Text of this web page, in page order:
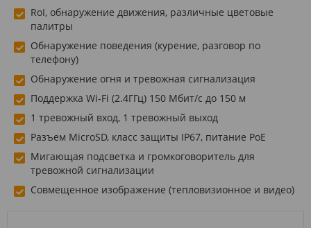
RoI, обнаружение движения, различные цветовые
палитры
Обнаружение поведения (курение, разговор по
телефону)
Обнаружение огня и тревожная сигнализация
Поддержка Wi-Fi (2.4ГГц) 150 Мбит/с до 150 м
1 тревожный вход, 1 тревожный выход
Разъем MicroSD, класс защиты IP67, питание PoE
Мигающая подсветка и громкоговоритель для
тревожной сигнализации
Совмещенное изображение (тепловизионное и видео)